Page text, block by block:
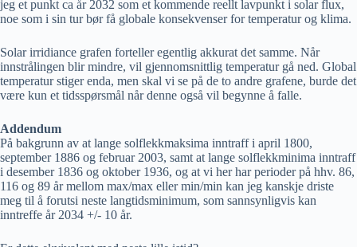
jeg et punkt ca år 2032 som et kommende reellt lavpunkt i solar flux,
noe som i sin tur bør få globale konsekvenser for temperatur og klima.
Solar irridiance grafen forteller egentlig akkurat det samme. Når
innstrålingen blir mindre, vil gjennomsnittlig temperatur gå ned. Global
temperatur stiger enda, men skal vi se på de to andre grafene, burde det
være kun et tidsspørsmål når denne også vil begynne å falle.
Addendum
På bakgrunn av at lange solflekkmaksima inntraff i april 1800,
september 1886 og februar 2003, samt at lange solflekkminima inntraff
i desember 1836 og oktober 1936, og at vi her har perioder på hhv. 86,
116 og 89 år mellom max/max eller min/min kan jeg kanskje driste
meg til å forutsi neste langtidsminimum, som sannsynligvis kan
inntreffe år 2034 +/- 10 år.